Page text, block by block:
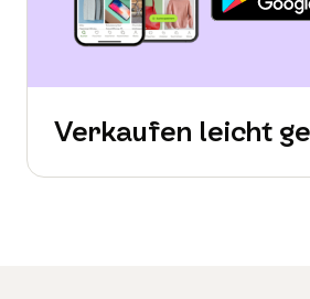
Verkaufen leicht